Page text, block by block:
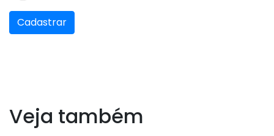
Cadastrar
Veja também